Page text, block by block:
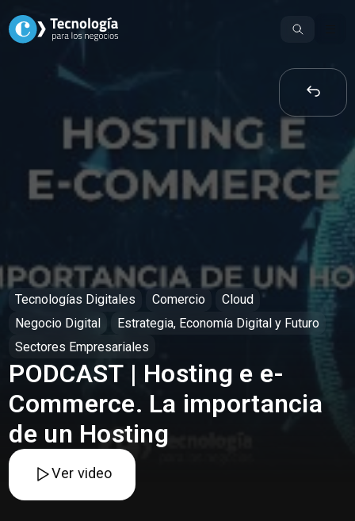
content
Tecnologías Digitales Comercio
Cloud
Negocio Digital
Estrategia, Economía Digital y Futuro
Sectores Empresariales
PODCAST | Hosting e e-
Commerce. La importancia
de un Hosting
Ver video